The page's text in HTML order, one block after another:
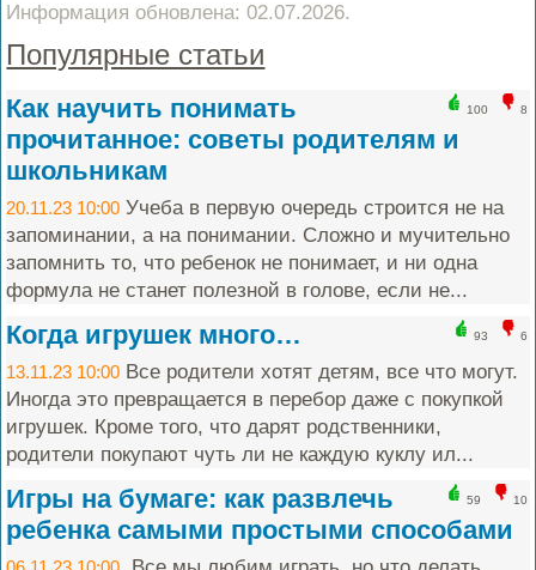
Информация обновлена: 02.07.2026.
Популярные статьи
100 8
Как научить понимать
прочитанное: советы родителям и
школьникам
20.11.23 10:00 Учеба в первую очередь строится не на
запоминании, а на понимании. Сложно и мучительно
запомнить то, что ребенок не понимает, и ни одна
формула не станет полезной в голове, если не...
93 6
Когда игрушек много…
13.11.23 10:00 Все родители хотят детям, все что могут.
Иногда это превращается в перебор даже с покупкой
игрушек. Кроме того, что дарят родственники,
родители покупают чуть ли не каждую куклу ил...
59 10
Игры на бумаге: как развлечь
ребенка самыми простыми способами